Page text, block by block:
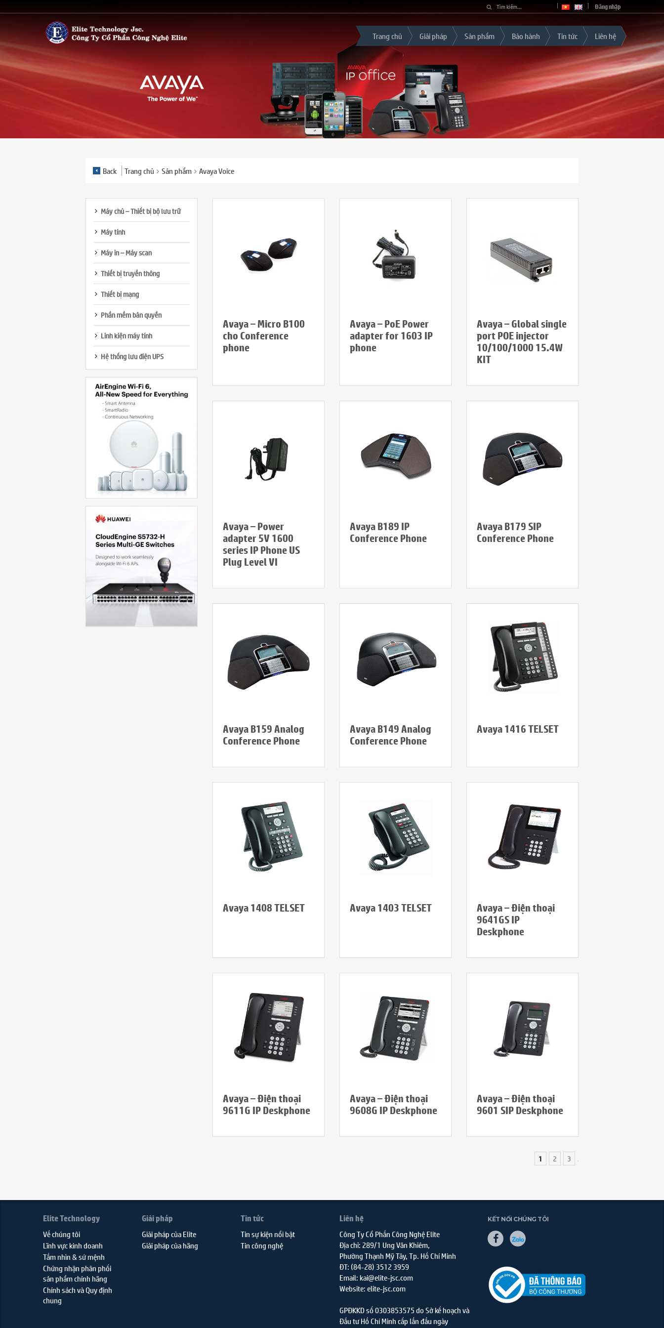
Đăng nhập
Trang chủ Giải pháp Sản phẩm Bảo hành Tin tức Liên hệ
Back Trang chủ Sản phẩm Avaya Voice
Máy chủ – Thiết bị bộ lưu trữ
Máy tính
Máy in – Máy scan
Thiết bị truyền thông
Thiết bị mạng
Phần mềm bản quyền
Linh kiện máy tính
Hệ thống lưu điện UPS
Avaya – Micro B100
cho Conference
phone
Avaya – PoE Power
adapter for 1603 IP
phone
Avaya – Global single
port POE injector
10/100/1000 15.4W
KIT
Avaya – Power
adapter 5V 1600
series IP Phone US
Plug Level VI
Avaya B189 IP
Conference Phone
Avaya B179 SIP
Conference Phone
Avaya B159 Analog
Conference Phone
Avaya B149 Analog
Conference Phone
Avaya 1416 TELSET
Avaya 1408 TELSET Avaya 1403 TELSET
Avaya – Điện thoại
9641GS IP
Deskphone
Avaya – Điện thoại
9611G IP Deskphone
Avaya – Điện thoại
9608G IP Deskphone
Avaya – Điện thoại
9601 SIP Deskphone
1 2 3
Elite Technology
Về chúng tôi
Lĩnh vực kinh doanh
Tầm nhìn & sứ mệnh
Chứng nhận phân phối
sản phẩm chính hãng
Chính sách và Quy định
chung
Giải pháp
Giải pháp của Elite
Giải pháp của hãng
Tin tức
Tin sự kiện nổi bật
Tin công nghệ
Liên hệ
Công Ty Cổ Phần Công Nghệ Elite
Địa chỉ: 289/1 Ung Văn Khiêm,
Phường Thạnh Mỹ Tây, Tp. Hồ Chí Minh
ĐT: (84-28) 3512 3959
Email: kai@elite-jsc.com
Website: elite-jsc.com
GPĐKKD số 0303853575 do Sở kế hoạch và
Đầu tư Hồ Chí Minh cấp lần đầu ngày
KẾT NỐI CHÚNG TÔI